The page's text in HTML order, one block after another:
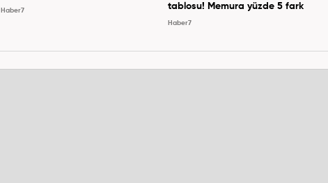
Haber7
tablosu! Memura yüzde 5 fark
Haber7